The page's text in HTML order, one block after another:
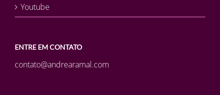
Youtube
ENTRE EM CONTATO
contato@andrearamal.com